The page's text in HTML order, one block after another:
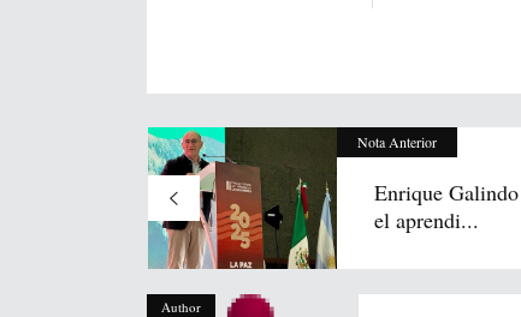
Nota Anterior
Enrique
el aprendi...
Author